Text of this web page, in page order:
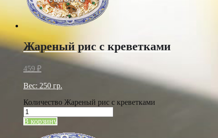
Жареный рис с креветками
459 ₽
Вес: 250 гр.
Количество Жареный рис с креветками
В корзину